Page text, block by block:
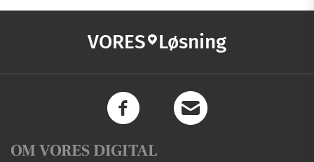
VORES Løsning
OM VORES DIGITAL